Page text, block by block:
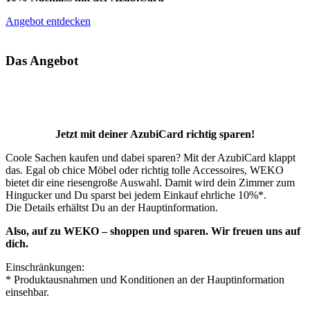
Angebot entdecken
Das Angebot
Jetzt mit deiner AzubiCard richtig sparen!
Coole Sachen kaufen und dabei sparen? Mit der AzubiCard klappt
das. Egal ob chice Möbel oder richtig tolle Accessoires, WEKO
bietet dir eine riesengroße Auswahl. Damit wird dein Zimmer zum
Hingucker und Du sparst bei jedem Einkauf ehrliche 10%*.
Die Details erhältst Du an der Hauptinformation.
Also, auf zu WEKO – shoppen und sparen. Wir freuen uns auf
dich.
Einschränkungen:
* Produktausnahmen und Konditionen an der Hauptinformation
einsehbar.